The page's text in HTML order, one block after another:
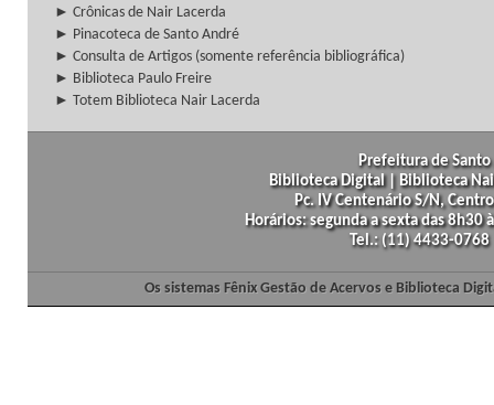
► Crônicas de Nair Lacerda
► Pinacoteca de Santo André
► Consulta de Artigos (somente referência bibliográfica)
► Biblioteca Paulo Freire
► Totem Biblioteca Nair Lacerda
Prefeitura de
Biblioteca Digital | Biblioteca
Pc. IV Centenário S/N,
Horários: segunda a sexta das
Tel.: (11) 4433-
Os sistemas Fênix Gestão de Acervos e Biblioteca